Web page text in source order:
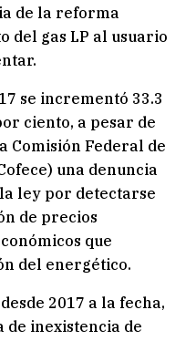
de la reforma
del gas LP al usuario
se incrementó 33.3
ciento, a pesar de
Comisión Federal de
una denuncia
ley por detectarse
de precios
que
del energético.
2017 a la fecha,
inexistencia de